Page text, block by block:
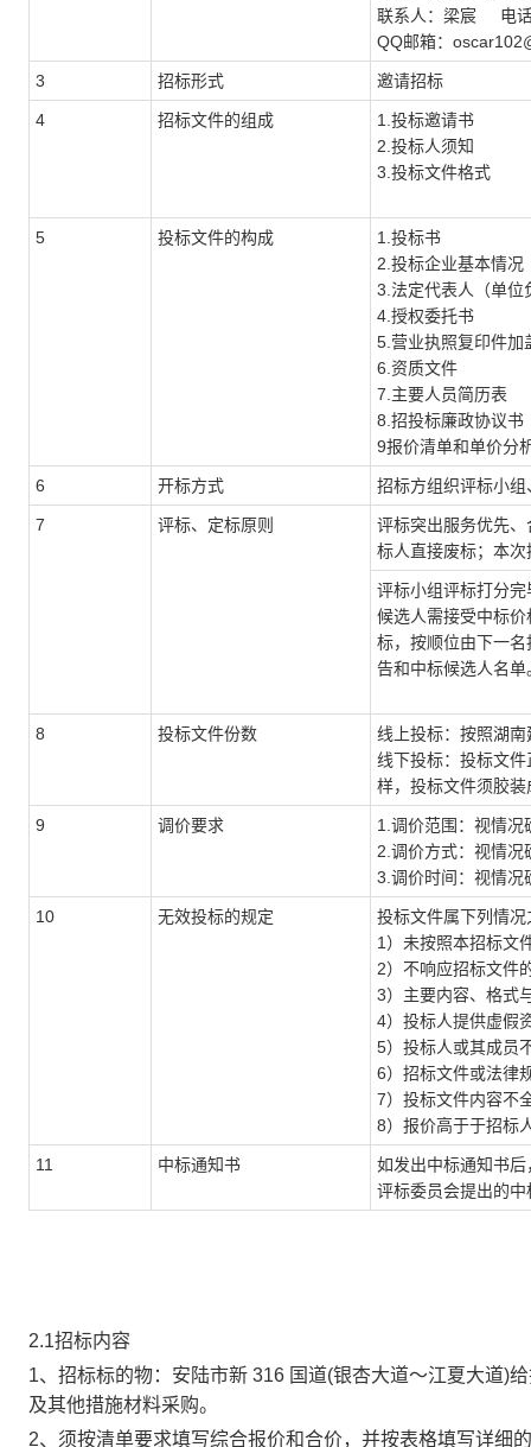
联系人： 梁宸
电
QQ邮箱：oscar102
3 招标形式 邀请招标
4 招标文件的组成 1 投标邀请书
2 投标人须知
3 投标文件格式
5 投标文件的构成 1 投标书
2 投标企业基本情况
3 .法定代表人（单
4 .授权委托书
5 .营业执照复印件加
6.资质文件
7.主要人员简历表
8.招投标廉政协议书
9报价清单和单价分
6 开标方式 招标方组织评标小
7 评标、定标原则
评标突出服务优先
标人直接废标；本
评标小组评标打分
候选人需接受中标
标，按顺位由下一
告和中标候选人名单
8 投标文件份数
线上投标：按照湖
线下投标：投标文件
样，投标文件须胶
9 调价要求 1 调价范围： 视情况
2 调价方式： 视情况
3 调价时间： 视情况
10 无效投标的规定
投标文件属下列情
1）未按照本招标文
2）不响应招标文件
3）主要内容、格式
4）投标人提供虚假
5）投标人或其成员
6）招标文件或法律
7）投标文件内容不
8）报价高于于招标
11 中标通知书
如发出中标通知书
评标委员会提出的
2.1招标内容
1、招标标的物： 安陆市新 316 国道(银杏大道～江夏大道)
及其他措施材料采购。
2、 须按清单要求填写综合报价和合价，并按表格填写详细